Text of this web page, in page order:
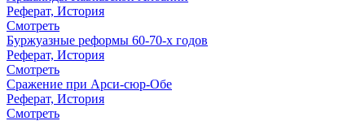
Реферат, История
Смотреть
Буржуазные реформы 60-70-х годов
Реферат, История
Смотреть
Сражение при Арси-сюр-Обе
Реферат, История
Смотреть